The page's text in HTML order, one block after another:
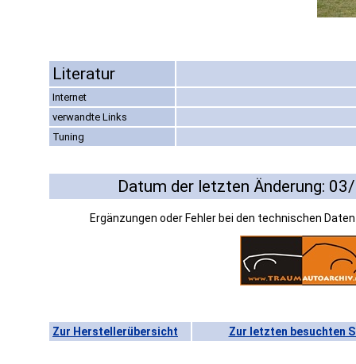
Literatur
Internet
verwandte Links
Tuning
Datum der letzten Änderung:
Ergänzungen oder Fehler bei den technischen
Zur Herstellerübersicht Zur letzten besuchten